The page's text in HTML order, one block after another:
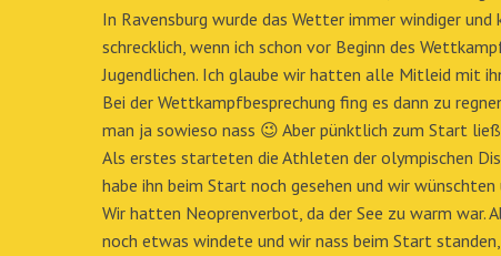
In Ravensburg wurde das Wetter immer windiger
schrecklich, wenn ich schon vor Beginn des
Jugendlichen. Ich glaube wir hatten alle Mitleid mit
Bei der Wettkampfbesprechung fing es dann zu
man ja sowieso nass 😉 Aber pünktlich zum Start ließ
Als erstes starteten die Athleten der olympischen
habe ihn beim Start noch gesehen und wir wünschten
Wir hatten Neoprenverbot, da der See zu warm war.
noch etwas windete und wir nass beim Start